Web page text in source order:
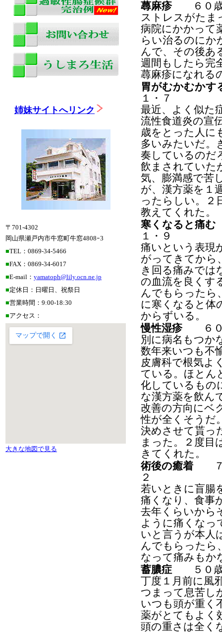
姉妹サイトへリンク
〒701-4302
岡山県瀬戸内市牛窓町牛窓4808ｰ3
■TEL：0869-34-5466
■FAX：0869-34-6017
■E-mail： yamatoph@lily.ocn.ne.jp
■定休日：日曜日、祝祭日
■営業時間：9:00-18:30
■アクセス：
大きな地図で見る
蕁麻疹６０歳
ストレスがたま
病院にかかって
らい治るのにか
んで、その後あ
週間もしたら完
蕁麻疹になれる
胃がむかむかす
１・７
最近、よく似た
流性食道炎の宣
歳をとった人に
多いみたいだ。
奏しているのだ
飲まされていた
気、膨満感で苦
が、漢方薬を１
ったらしい。２
教えてくれた。
寒くなると痛む
１・９
痛いという表現
がってきてから
き回る痛みでは
の血流を良くす
んでもらったら
に寒くなると体
からずいる。
慢性湿疹６０
別に病名もつか
数年来いつも不
皮膚科で根気よ
ている。ほとん
化しているもの
な漢方薬を飲ん
改善の方向にベ
性が全くそうだ
決めさせて貰っ
まった。２度目
きてくれた。
術後の癒着 ７
２
若いときに盲腸
痛くなり、食事
去年くらいから
ように痛くなっ
いと言うが本人
んでもらったら
なって痛みもか
蓄膿症 ５０歳
丁度１月前に風
つまって息苦し
いつも頭が重く
薬がとてもよく
頭の重さは全く